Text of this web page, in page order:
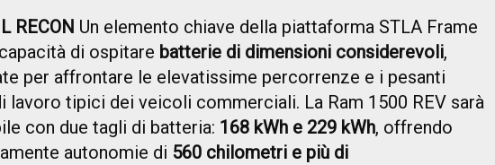
RECON Un elemento chiave della piattaforma STLA Frame
di ospitare batterie di dimensioni considerevoli,
per affrontare le elevatissime percorrenze e i pesanti
lavoro tipici dei veicoli commerciali. La Ram 1500 REV sarà
con due tagli di batteria: 168 kWh e 229 kWh, offrendo
autonomie di 560 chilometri e più di